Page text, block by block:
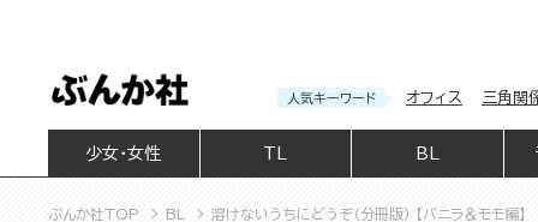
人気キーワード オフィス 三角関
少女・女性 BL
ぶんか社TOP BL 溶けないうちにどうぞ（分冊版） 【バニラ＆モモ編】